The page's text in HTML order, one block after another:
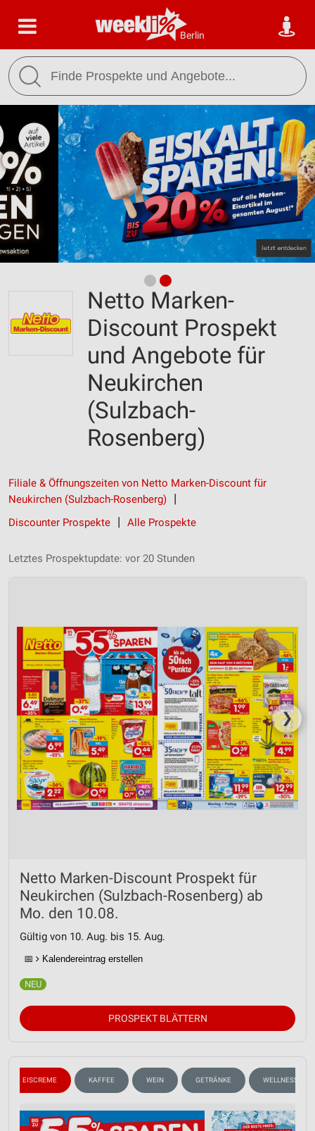
Berlin
Netto Marken-
Discount Prospekt
und Angebote für
Neukirchen
(Sulzbach-
Rosenberg)
Filiale & Öffnungszeiten von Netto Marken-Discount für
Neukirchen (Sulzbach-Rosenberg)
Discounter Prospekte
Alle Prospekte
Letztes Prospektupdate: vor 20 Stunden
❯
Netto Marken-Discount Prospekt für
Neukirchen (Sulzbach-Rosenberg) ab
Mo. den 10.08.
Gültig von 10. Aug. bis 15. Aug.
📅 Kalendereintrag erstellen
PROSPEKT BLÄTTERN
EISCREME KAFFEE WEIN GETRÄNKE WELLNESS FÜR